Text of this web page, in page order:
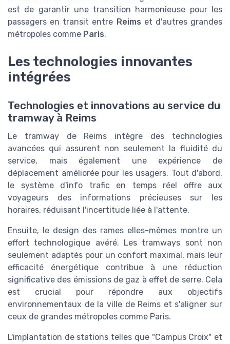
est de garantir une transition harmonieuse pour les
passagers en transit entre Reims et d'autres grandes
métropoles comme Paris.
Les technologies innovantes
intégrées
Technologies et innovations au service du
tramway à Reims
Le tramway de Reims intègre des technologies
avancées qui assurent non seulement la fluidité du
service, mais également une expérience de
déplacement améliorée pour les usagers. Tout d'abord,
le système d'info trafic en temps réel offre aux
voyageurs des informations précieuses sur les
horaires, réduisant l'incertitude liée à l'attente.
Ensuite, le design des rames elles-mêmes montre un
effort technologique avéré. Les tramways sont non
seulement adaptés pour un confort maximal, mais leur
efficacité énergétique contribue à une réduction
significative des émissions de gaz à effet de serre. Cela
est crucial pour répondre aux objectifs
environnementaux de la ville de Reims et s'aligner sur
ceux de grandes métropoles comme Paris.
L'implantation de stations telles que "Campus Croix" et